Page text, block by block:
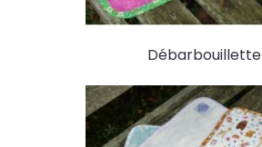
Débarbouillette